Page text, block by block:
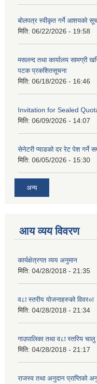
बोलपत्र स्वीकृत गर्ने आशयको
मिति: 06/22/2026 - 19:58
मसलन्द तथा कार्यालय सामग्री
पटक प्रकशितसूचना
मिति: 06/18/2026 - 16:46
Invitation for Sealed
मिति: 06/09/2026 - 14:07
सेनेटरी प्याडको दर रेट पेश गर्ने
मिति: 06/05/2026 - 15:30
अन्य
आय व्यय विवरण
कार्यक्षेत्रगत व्यय अनुमान
मिति: 04/28/2018 - 21:35
व८ा स्तरीय योजनाहरुको विवर०ा
मिति: 04/28/2018 - 21:34
गाउपालिका तथा व८ा स्तरिय
मिति: 04/28/2018 - 21:17
राजस्व तथा अनुदान प्राप्तिको